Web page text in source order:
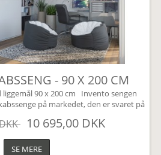
- 90 X 200 CM
90 x 200 cm Invento sengen
på markedet, den er svaret på
under varianten højskabe (øverst til
smarte finesser, den er bl.a. udstyret
der nemt aktiveres...
10 695,00 DKK
SE MERE